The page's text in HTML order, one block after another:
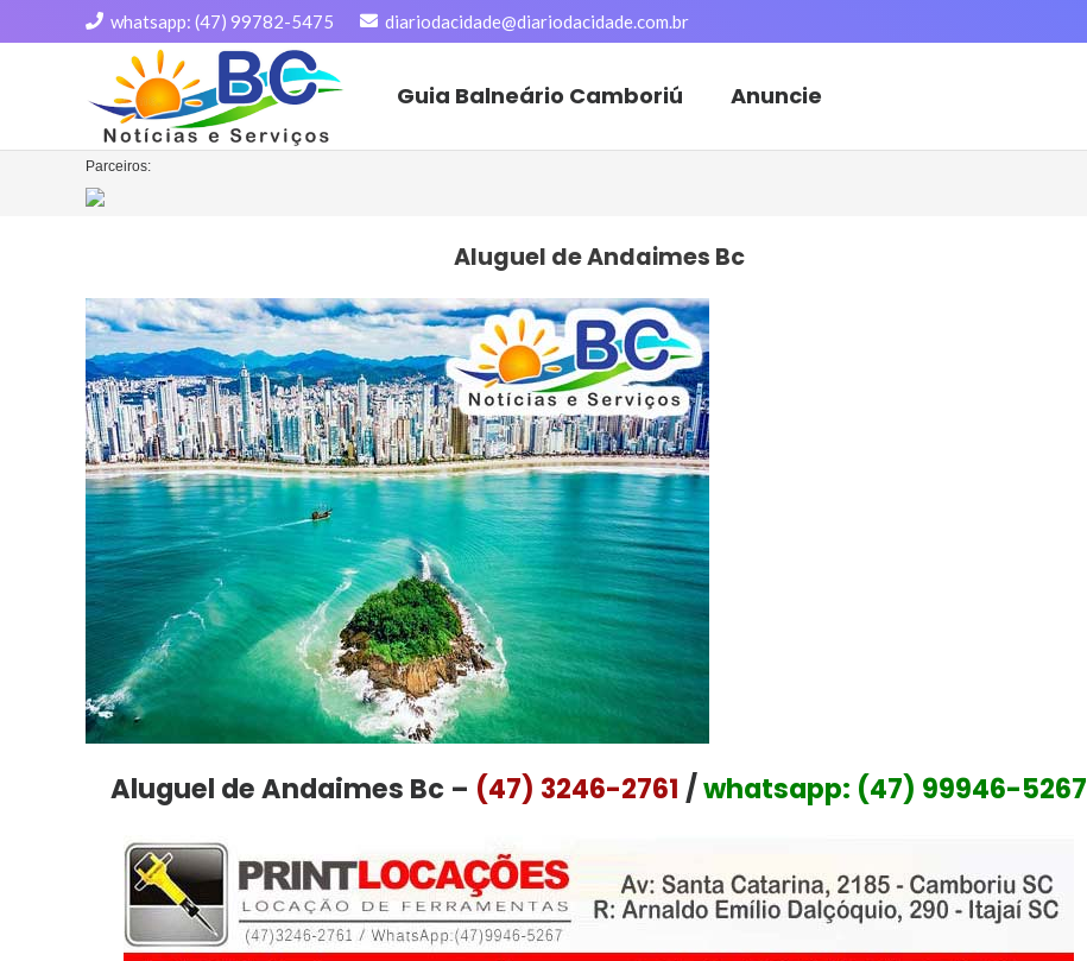
whatsapp: (47) 99782-5475 diariodacidade@diariodacidade.com.br
Guia Balneário Camboriú Anuncie
Parceiros:
Aluguel de Andaimes Bc
Aluguel de Andaimes Bc – (47) 3246-2761 /whatsapp: (47) 99946-5267